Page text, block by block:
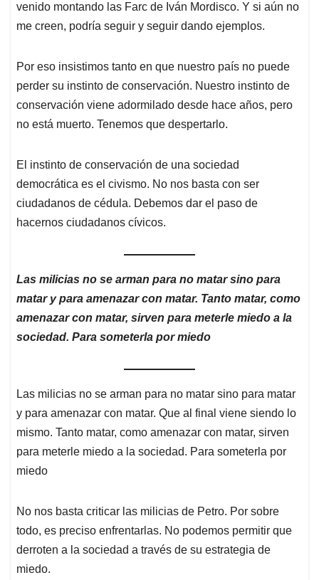
venido montando las Farc de Iván Mordisco. Y si aún no
me creen, podría seguir y seguir dando ejemplos.
Por eso insistimos tanto en que nuestro país no puede
perder su instinto de conservación. Nuestro instinto de
conservación viene adormilado desde hace años, pero
no está muerto. Tenemos que despertarlo.
El instinto de conservación de una sociedad
democrática es el civismo. No nos basta con ser
ciudadanos de cédula. Debemos dar el paso de
hacernos ciudadanos cívicos.
Las milicias no se arman para no matar sino para
matar y para amenazar con matar. Tanto matar, como
amenazar con matar, sirven para meterle miedo a la
sociedad. Para someterla por miedo
Las milicias no se arman para no matar sino para matar
y para amenazar con matar. Que al final viene siendo lo
mismo. Tanto matar, como amenazar con matar, sirven
para meterle miedo a la sociedad. Para someterla por
miedo
No nos basta criticar las milicias de Petro. Por sobre
todo, es preciso enfrentarlas. No podemos permitir que
derroten a la sociedad a través de su estrategia de
miedo.